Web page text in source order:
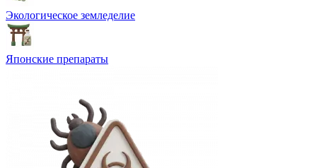
Экологическое земледелие
Японские препараты